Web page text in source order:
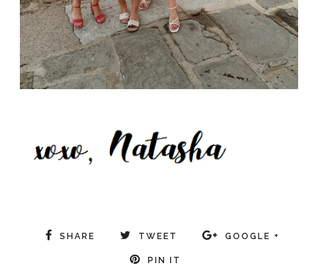
SHARE TWEET GOOGLE +
PIN IT